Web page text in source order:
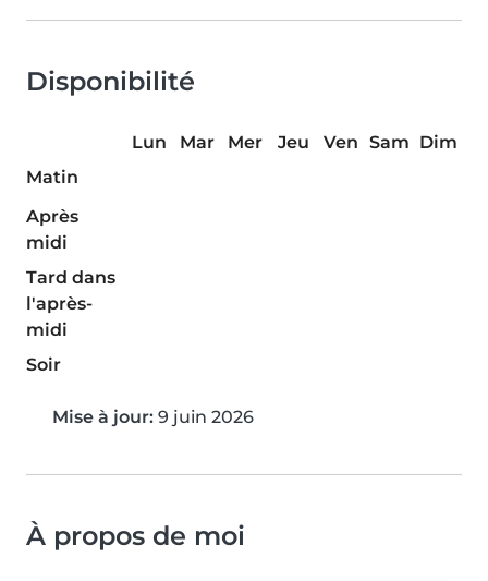
Disponibilité
Lun Mar Mer Jeu Ven Sam Dim
Matin
Après
midi
Tard dans
l'après-
midi
Soir
Mise à jour: 9 juin 2026
À propos de moi